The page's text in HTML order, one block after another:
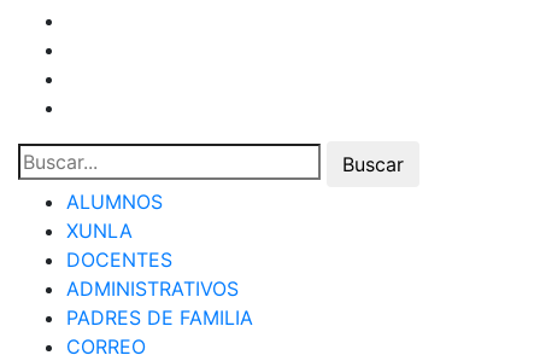
ALUMNOS
XUNLA
DOCENTES
ADMINISTRATIVOS
PADRES DE FAMILIA
CORREO